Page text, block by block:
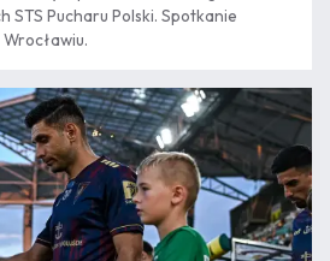
STS Pucharu Polski. Spotkanie